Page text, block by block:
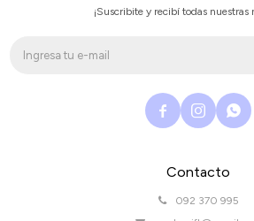
Contacto
092 370 995
¡Suscribite y recibí todas nuestras
  